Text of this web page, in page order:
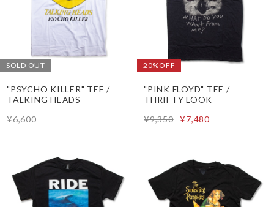
SOLD OUT
"PSYCHO KILLER" TEE /
TALKING HEADS
¥6,600
20%OFF
"PINK FLOYD" TEE /
THRIFTY LOOK
¥9,350
¥7,480